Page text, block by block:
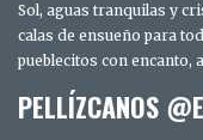
Sol, aguas tranquilas y
calas de ensueño para
pueblecitos con encanto,
PELLÍZCANOS